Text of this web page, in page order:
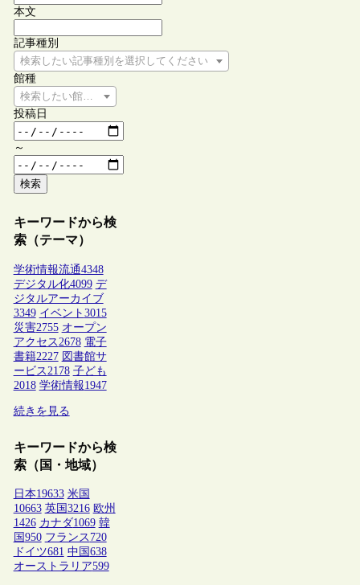
本文
記事種別
検索したい記事種別を選択してください
館種
検索したい館種を選択してください
投稿日
～
検索
キーワードから検
索（テーマ）
学術情報流通4348
デジタル化4099 デ
ジタルアーカイブ
3349 イベント 3015
災害2755 オープン
アクセス 2678 電子
書籍2227 図書館サ
ービス 2178 子ども
2018 学術情報1947
続きを見る
キーワードから検
索（国・地域）
日本19633 米国
10663 英国 3216 欧州
1426 カナダ1069 韓
国 950 フランス 720
ドイツ681 中国 638
オーストラリア599